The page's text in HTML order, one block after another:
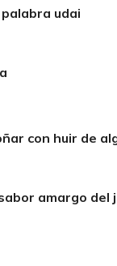
udai
con huir de
amargo del